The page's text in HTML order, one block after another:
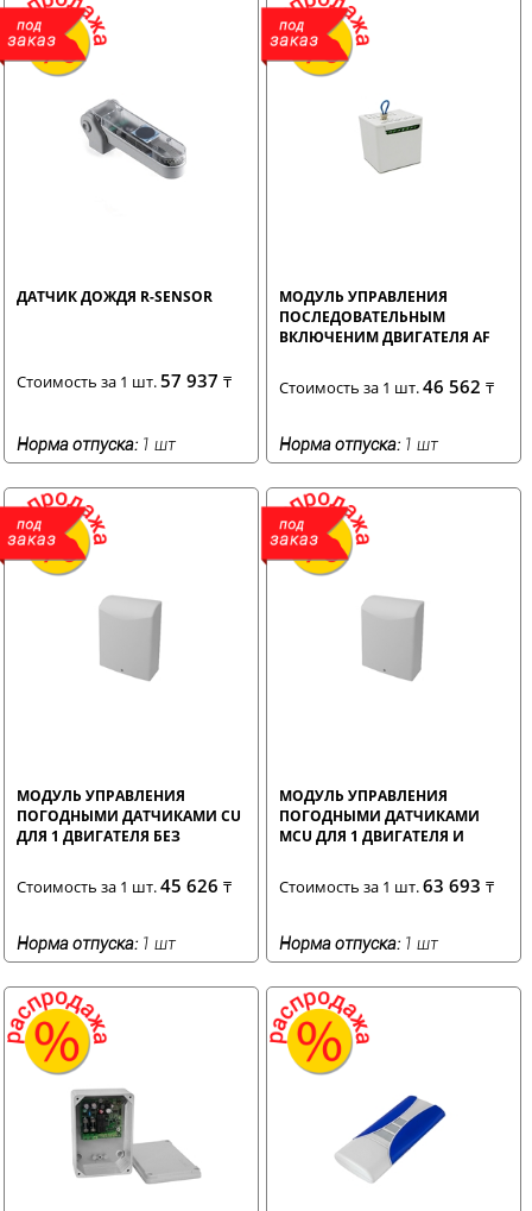
ДАТЧИК ДОЖДЯ R-SENSOR
Стоимость за 1 шт.57 937 ₸
Норма отпуска: 1 шт
МОДУЛЬ УПРАВЛЕНИЯ
ПОСЛЕДОВАТЕЛЬНЫМ
ВКЛЮЧЕНИМ ДВИГАТЕЛЯ AF
Стоимость за 1 шт.46 562₸
Норма отпуска: 1 шт
МОДУЛЬ УПРАВЛЕНИЯ
ПОГОДНЫМИ ДАТЧИКАМИ CU
ДЛЯ 1 ДВИГАТЕЛЯ БЕЗ
Стоимость за 1 шт.45 626 ₸
Норма отпуска: 1 шт
МОДУЛЬ УПРАВЛЕНИЯ
ПОГОДНЫМИ ДАТЧИКАМИ
MCU ДЛЯ 1 ДВИГАТЕЛЯ И
Стоимость за 1 шт.63 693₸
Норма отпуска: 1 шт